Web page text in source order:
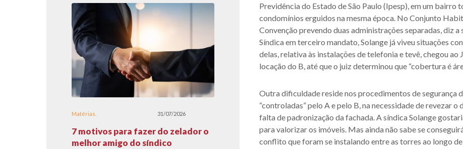
Previdência do Estado de São Paulo (Ipesp), em um bairro
condomínios erguidos na mesma época. No Conjunto
Convenção prevendo duas administrações separadas, diz a
Síndica em terceiro mandato, Solange já viveu situações
delas, relativa às instalações de telefonia e tevê, chegou
locação do B, até que o juiz determinou que “cobertura é
Outra dificuldade reside nos procedimentos de segurança
“controladas” pelo A e pelo B, na necessidade de revezar
falta de padronização da fachada. A síndica Solange
para valorizar os imóveis. Mas ainda não sabe se
conflito que foram se instalando entre as torres ao longo de
Matérias 31/07/2026
7 motivos para fazer do zelador o
melhor amigo do síndico